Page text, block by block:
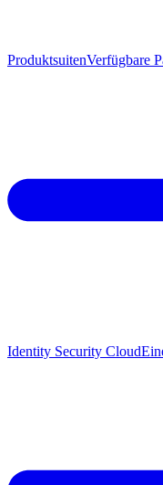
ProduktsuitenVerfügbare
Identity Security Cloud